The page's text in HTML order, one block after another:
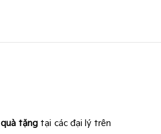
tặng tại các đại lý trên